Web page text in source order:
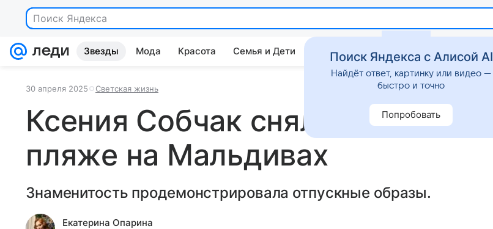
Поиск Яндекса
Звезды Мода Красота Семья и Дети Дом Гороскопы Стиль жизни
30 апреля 2025 Светская жизнь
Ксения Собчак снялась на
пляже на Мальдивах
Знаменитость продемонстрировала отпускные образы.
Екатерина Опарина
Поиск Яндекса с Алисой AI
Найдёт ответ, картинку или видео —
быстро и точно
Попробовать